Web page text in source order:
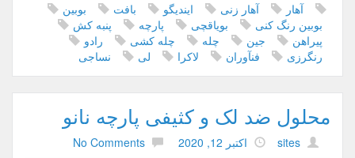
آهار آهار زنی ایندیگو بافت
بوبین
بوبین رنگ کنی
بویاقچی پارچه
پنبه کش
پیراهن
جین چله چله کشی
رادو
رنگرزی
فنآوران لاکرا لی نساجی
محلول ضد لک و کثیفی پارچه نانو
اکتبر 12, 2020 No Comments sites